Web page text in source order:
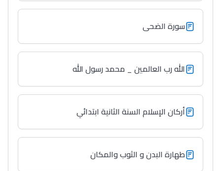
Collège au Maroc
التعليم الثانوي الإعدادي
Post-Bac
+ de 78 Sujets
Interviews/Vidéos
سورة الضحى
الله رب العالمين _ محمد رسول الله
أركان الإسلام السنة الثانية ابتدائي
طهارة البدن و الثوب والمكان